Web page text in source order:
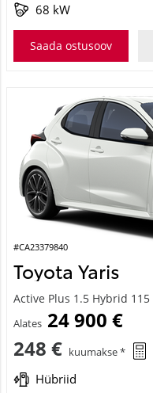
68 kW
Saada ostusoov
#CA23379840
Toyota Yaris
Active Plus 1.5 Hybrid 115
Alates 24 900 €
248 € kuumakse *
Hübriid